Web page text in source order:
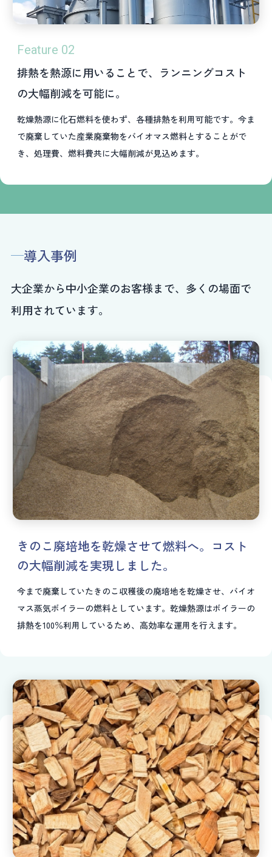
Feature 02
排熱を熱源に用いることで、ランニングコスト
の大幅削減を可能に。
乾燥熱源に化石燃料を使わず、各種排熱を利用可能です。今ま
で廃棄していた産業廃棄物をバイオマス燃料とすることがで
き、処理費、燃料費共に大幅削減が見込めます。
導入事例
大企業から中小企業のお客様まで、多くの場面で
利用されています。
きのこ廃培地を乾燥させて燃料へ。コスト
の大幅削減を実現しました。
今まで廃棄していたきのこ収穫後の廃培地を乾燥させ、バイオ
マス蒸気ボイラーの燃料としています。乾燥熱源はボイラーの
排熱を100％利用しているため、高効率な運用を行えます。